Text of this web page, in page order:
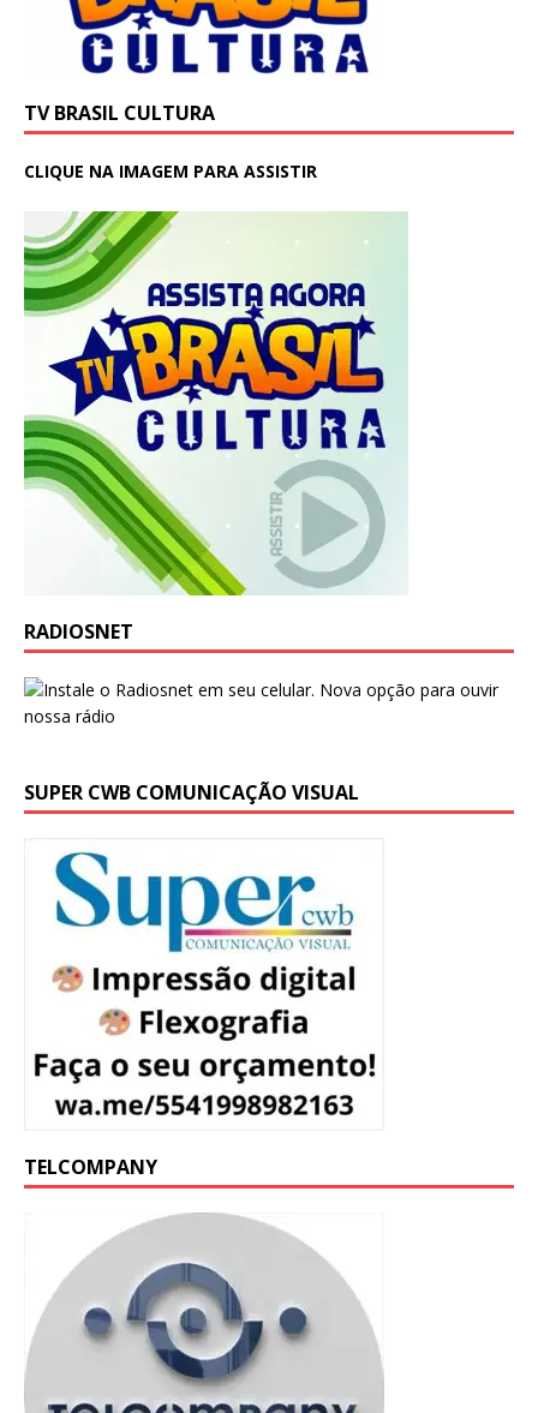
TV BRASIL CULTURA
CLIQUE NA IMAGEM PARA ASSISTIR
RADIOSNET
SUPER CWB COMUNICAÇÃO VISUAL
TELCOMPANY